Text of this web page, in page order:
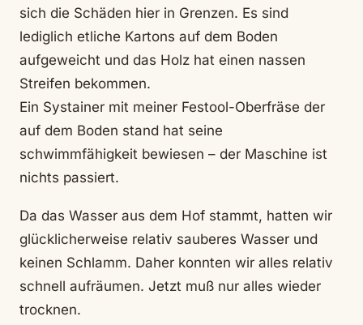
sich die Schäden hier in Grenzen. Es sind
lediglich etliche Kartons auf dem Boden
aufgeweicht und das Holz hat einen nassen
Streifen bekommen.
Ein Systainer mit meiner Festool-Oberfräse der
auf dem Boden stand hat seine
schwimmfähigkeit bewiesen – der Maschine ist
nichts passiert.
Da das Wasser aus dem Hof stammt, hatten wir
glücklicherweise relativ sauberes Wasser und
keinen Schlamm. Daher konnten wir alles relativ
schnell aufräumen. Jetzt muß nur alles wieder
trocknen.